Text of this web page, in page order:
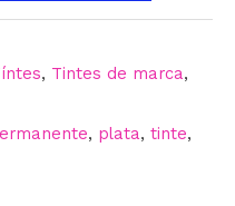
, Tintes de marca,
, plata, tinte,